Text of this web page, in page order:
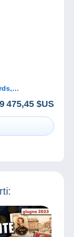
475,45 $US